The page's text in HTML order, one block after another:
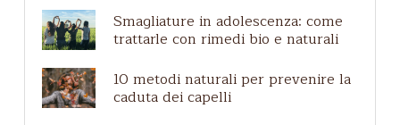
Smagliature in adolescenza: come
trattarle con rimedi bio e naturali
10 metodi naturali per prevenire la
caduta dei capelli